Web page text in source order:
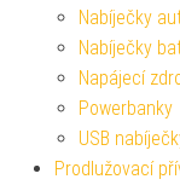
Nabíječky
Nabíječky
Napájecí
Powerbanky
USB
Prodlužovací